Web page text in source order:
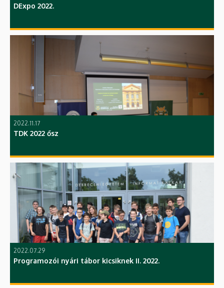
DExpo 2022.
2022.11.17
TDK 2022 ősz
2022.07.29
Programozói nyári tábor kicsiknek II. 2022.